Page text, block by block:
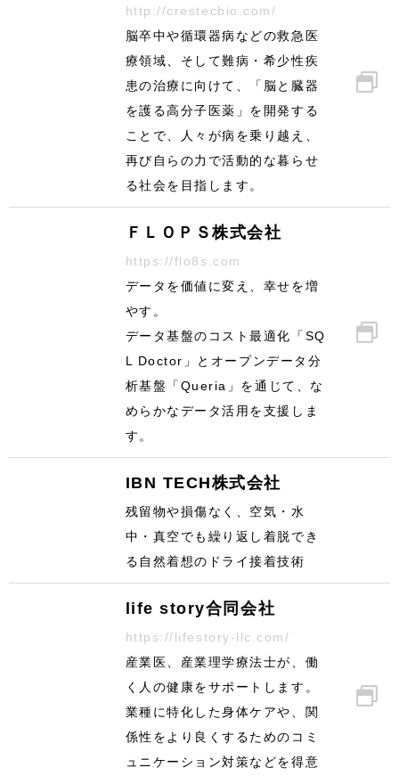
http://crestecbio.com/
脳卒中や循環器病などの救急医
療領域、そして難病・希少性疾
患の治療に向けて、「脳と臓器
を護る高分子医薬」を開発する
ことで、人々が病を乗り越え、
再び自らの力で活動的な暮らせ
る社会を目指します。
ＦＬＯＰＳ株式会社
https://flo8s.com
データを価値に変え、幸せを増
やす。
データ基盤のコスト最適化「SQ
L Doctor」とオープンデータ分
析基盤「Queria」を通じて、な
めらかなデータ活用を支援しま
す。
IBN TECH株式会社
残留物や損傷なく、空気・水
中・真空でも繰り返し着脱でき
る自然着想のドライ接着技術
life story合同会社
https://lifestory-llc.com/
産業医、産業理学療法士が、働
く人の健康をサポートします。
業種に特化した身体ケアや、関
係性をより良くするためのコミ
ュニケーション対策などを得意